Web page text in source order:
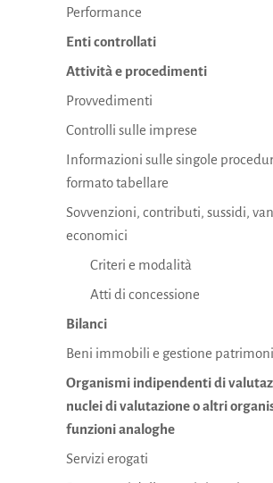
Performance
Enti controllati
Attività e procedimenti
Provvedimenti
Controlli sulle imprese
Informazioni sulle singole
formato tabellare
Sovvenzioni, contributi, sussidi,
economici
Criteri e modalità
Atti di concessione
Bilanci
Beni immobili e gestione
Organismi indipendenti di
nuclei di valutazione o altri
funzioni analoghe
Servizi erogati